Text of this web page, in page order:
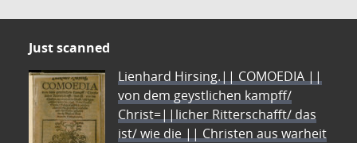
Just scanned
Lienhard Hirsing.|| COMOEDIA ||
von dem geystlichen kampff/
Christ=||licher Ritterschafft/ das
ist/ wie die || Christen aus warheit